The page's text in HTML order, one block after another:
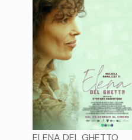
ELENA DEL GHETTO